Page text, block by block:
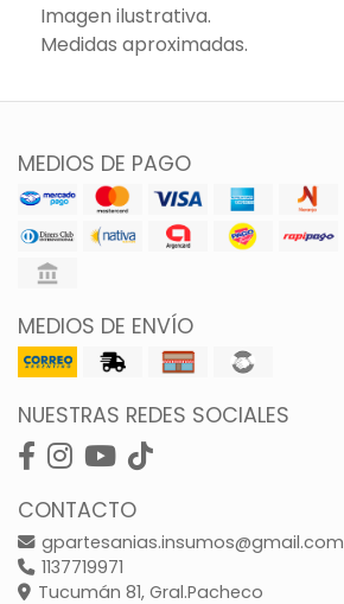
Imagen ilustrativa.
Medidas aproximadas.
MEDIOS DE PAGO
MEDIOS DE ENVÍO
NUESTRAS REDES SOCIALES
CONTACTO
gpartesanias.insumos@gmail.com
1137719971
Tucumán 81, Gral.Pacheco